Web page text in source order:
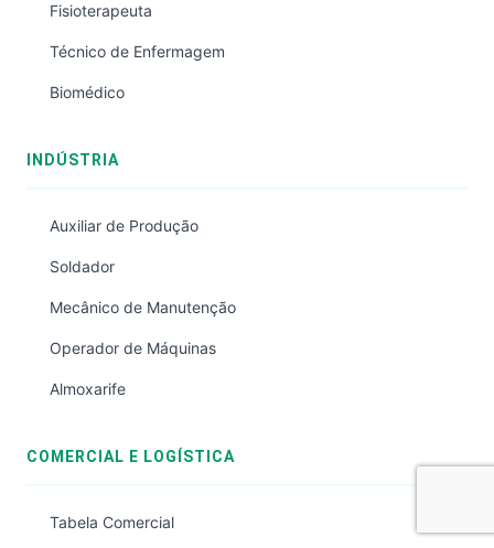
Fisioterapeuta
Técnico de Enfermagem
Biomédico
INDÚSTRIA
Auxiliar de Produção
Soldador
Mecânico de Manutenção
Operador de Máquinas
Almoxarife
COMERCIAL E LOGÍSTICA
Tabela Comercial